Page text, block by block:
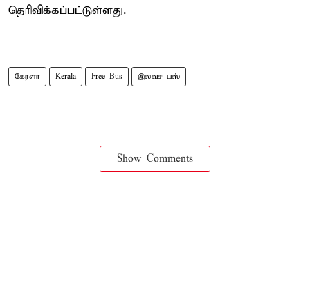
தெரிவிக்கப்பட்டுள்ளது.
கேரளா Kerala Free Bus இலவச பஸ்
Show Comments